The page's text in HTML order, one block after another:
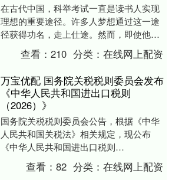
在古代中国，科举考试一直是读书人实现
理想的重要途径。许多人梦想通过这一途
径获得功名，走上仕途。然而，即使他们
成功中选进士，实际获得理想的职位仍然
是一个漫长且曲折....
查看：210 分类：在线网上配资
万宝优配 国务院关税税则委员会发布
《中华人民共和国进出口税则
（2026）》
国务院关税税则委员会公告，根据《中华
人民共和国关税法》相关规定，现公布
《中华人民共和国进出口税则
（2026）》，自2026年1月1日起实施。 举
报 第一财经广告....
查看：82 分类：在线网上配资